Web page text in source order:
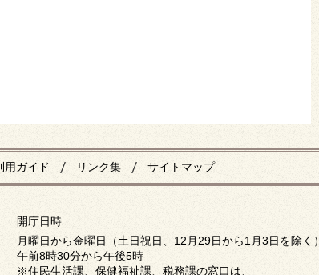
用ガイド リンク集 サイトマップ
開庁日時
月曜日から金曜日（土日祝日、12月29日から1月3日を除く）
午前8時30分から午後5時
※住民生活課、保健福祉課、税務課の窓口は、